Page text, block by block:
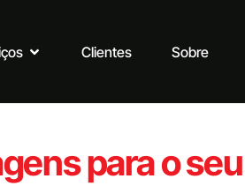
Clientes Sobre
para o